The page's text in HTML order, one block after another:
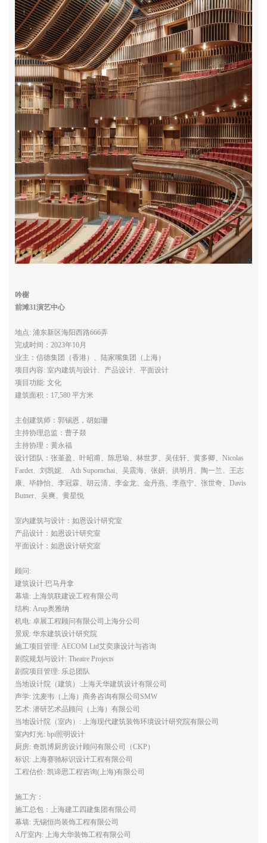
吟榭
前滩31演艺中心
地点: 浦东新区海阳西路666弄
完成时间：2023年10月
业主：信德集团（香港）、陆家嘴集团（上海）
项目内容: 室内建筑与设计、产品设计、平面设计
项目功能: 文化
建筑面积：17,580 平方米
主创建筑师：郭锡恩，胡如珊
主持协理总监：曹子燚
主持协理：黄永福
设计团队：张堇盈、叶昭甫、陈思瑜、林世罗、吴佳轩、黄多卿、Nicolas
Fardet、刘凯妮、 Ath Supornchai、吴震海、张妍、洪明月、陶一兰、王志
康、毕静怡、李冠霖、胡云清、李金龙、金丹燕、李燕宁、张世奇、Davis
Butner、吴爽、黄星悦
室内建筑与设计：如恩设计研究室
产品设计：如恩设计研究室
平面设计：如恩设计研究室
顾问:
建筑设计:巴马丹拿
幕墙: 上海筑联建设工程有限公司
结构: Arup奥雅纳
机电: 卓展工程顾问有限公司上海分公司
景观: 华东建筑设计研究院
施工项目管理: AECOM Ltd艾奕康设计与咨询
剧院规划与设计: Theatre Projects
剧院项目管理: 乐总团队
当地设计院（建筑）:上海天华建筑设计有限公司
声学: 沈麦韦（上海）商务咨询有限公司SMW
艺术: 潜研艺术品顾问（上海）有限公司
当地设计院（室内）: 上海现代建筑装饰环境设计研究院有限公司
室内灯光: bpi照明设计
厨房: 奇凯博厨房设计顾问有限公司（CKP）
标识: 上海赛驰标识设计工程有限公司
工程估价: 凯谛思工程咨询(上海)有限公司
施工方：
施工总包：上海建工四建集团有限公司
幕墙: 无锡恒尚装饰工程有限公司
A厅室内: 上海大华装饰工程有限公司